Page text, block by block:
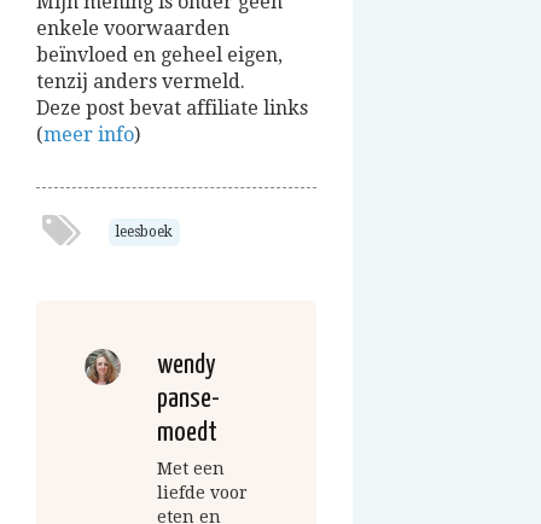
enkele voorwaarden
beïnvloed en geheel eigen,
tenzij anders vermeld.
Deze post bevat affiliate links
(meer info)
leesboek
wendy
panse-
moedt
Met een
liefde voor
eten en